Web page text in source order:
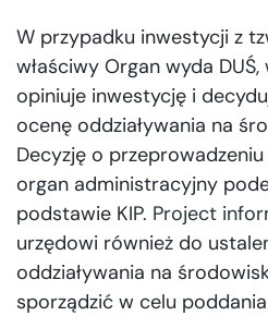
W przypadku inwestycji z
właściwy Organ wyda DUŚ,
opiniuje inwestycję i
ocenę oddziaływania na
Decyzję o
organ administracyjny
podstawie KIP. Project
urzędowi również do
oddziaływania na
sporządzić w celu